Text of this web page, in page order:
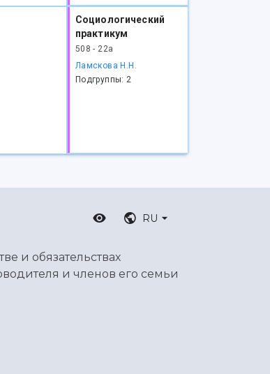
Социологический
практикум
508 - 22а
Ламскова Н.Н.
Подгруппы: 2
RU
и обязательствах
и членов его семьи